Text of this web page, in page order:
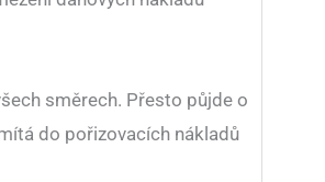
směrech. Přesto půjde o
do pořizovacích nákladů